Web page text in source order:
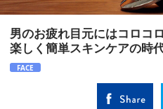
男のお疲れ目元にはコロコ
楽しく簡単スキンケアの時
FACE